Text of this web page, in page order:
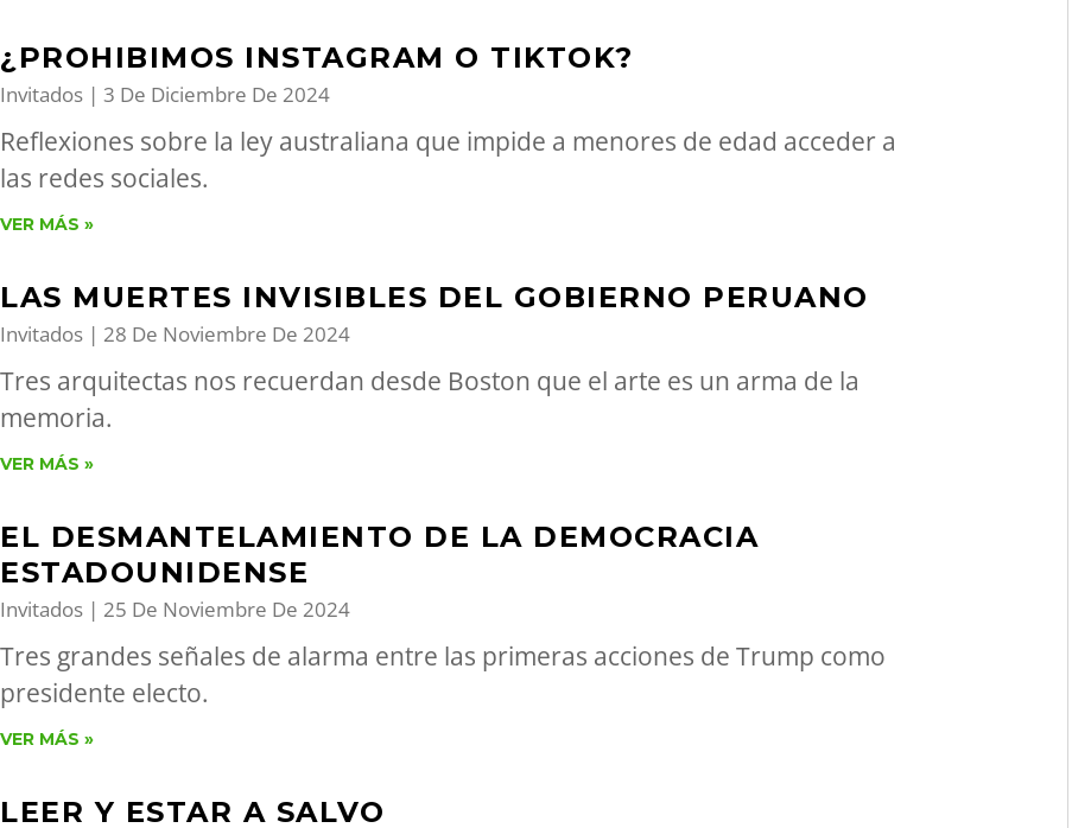
¿PROHIBIMOS INSTAGRAM O TIKTOK?
Invitados 3 De Diciembre De 2024
Reflexiones sobre la ley australiana que impide a menores de edad acceder a
las redes sociales.
VER MÁS »
LAS MUERTES INVISIBLES DEL GOBIERNO PERUANO
Invitados 28 De Noviembre De 2024
Tres arquitectas nos recuerdan desde Boston que el arte es un arma de la
memoria.
VER MÁS »
EL DESMANTELAMIENTO DE LA DEMOCRACIA
ESTADOUNIDENSE
Invitados 25 De Noviembre De 2024
Tres grandes señales de alarma entre las primeras acciones de Trump como
presidente electo.
VER MÁS »
LEER Y ESTAR A SALVO